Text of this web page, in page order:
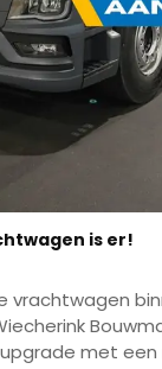
is er!
vrachtwagen
met